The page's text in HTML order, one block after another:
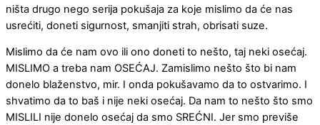
ništa drugo nego serija pokušaja za koje mislimo da će nas
usrećiti, doneti sigurnost, smanjiti strah, obrisati suze.
Mislimo da će nam ovo ili ono doneti to nešto, taj neki osećaj.
MISLIMO a treba nam OSEĆAJ. Zamislimo nešto što bi nam
donelo blaženstvo, mir. I onda pokušavamo da to ostvarimo. I
shvatimo da to baš i nije neki osećaj. Da nam to nešto što smo
MISLILI nije donelo osećaj da smo SREĆNI. Jer smo previše